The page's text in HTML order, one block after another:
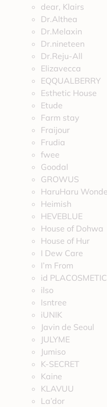
dear, Klairs
Dr.Althea
Dr.Melaxin
Dr.nineteen
Dr.Reju-All
Elizavecca
EQQUALBERRY
Esthetic House
Etude
Farm stay
Fraijour
Frudia
fwee
Goodal
GROWUS
HaruHaru
Heimish
HEVEBLUE
House of Dohwa
House of Hur
I Dew Care
I’m From
id
ilso
Isntree
iUNIK
Javin de Seoul
JULYME
Jumiso
K-SECRET
Kaine
KLAVUU
La’dor